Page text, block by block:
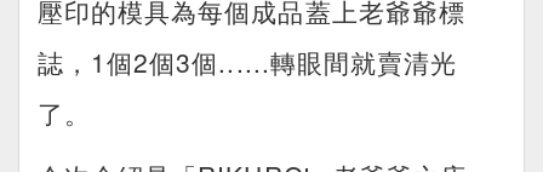
壓印的模具為每個成品蓋上老爺爺標
誌，1個2個3個......轉眼間就賣清光
了。